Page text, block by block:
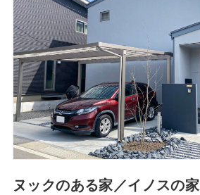
ヌックのある家／イノスの家